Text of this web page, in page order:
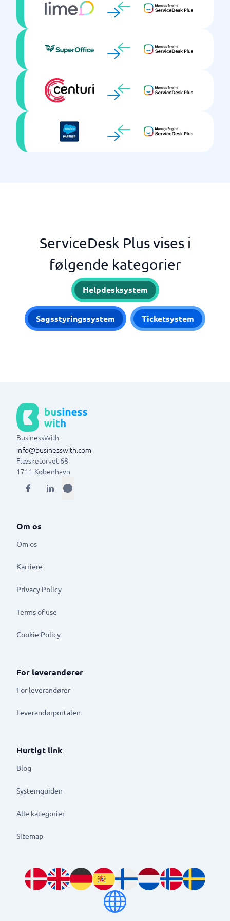
ServiceDesk Plus vises i
følgende kategorier
Helpdesksystem
Sagsstyringssystem Ticketsystem
BusinessWith
info@businesswith.com
Flæsketorvet 68
1711 København
Om os
Om os
Karriere
Privacy Policy
Terms of use
Cookie Policy
For leverandører
For leverandører
Leverandørportalen
Hurtigt link
Blog
Systemguiden
Alle kategorier
Sitemap